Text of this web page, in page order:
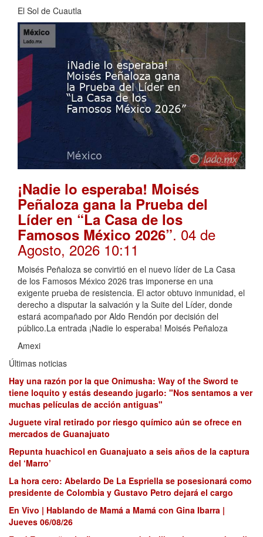
El Sol de Cuautla
¡Nadie lo esperaba! Moisés
Peñaloza gana la Prueba del
Líder en “La Casa de los
Famosos México 2026”. 04 de
Agosto, 2026 10:11
Moisés Peñaloza se convirtió en el nuevo líder de La Casa
de los Famosos México 2026 tras imponerse en una
exigente prueba de resistencia. El actor obtuvo inmunidad, el
derecho a disputar la salvación y la Suite del Líder, donde
estará acompañado por Aldo Rendón por decisión del
público.La entrada ¡Nadie lo esperaba! Moisés Peñaloza
Amexi
Últimas noticias
Hay una razón por la que Onimusha: Way of the Sword te
tiene loquito y estás deseando jugarlo: "Nos sentamos a ver
muchas películas de acción antiguas"
Juguete viral retirado por riesgo químico aún se ofrece en
mercados de Guanajuato
Repunta huachicol en Guanajuato a seis años de la captura
del ‘Marro’
La hora cero: Abelardo De La Espriella se posesionará como
presidente de Colombia y Gustavo Petro dejará el cargo
En Vivo | Hablando de Mamá a Mamá con Gina Ibarra |
Jueves 06/08/26